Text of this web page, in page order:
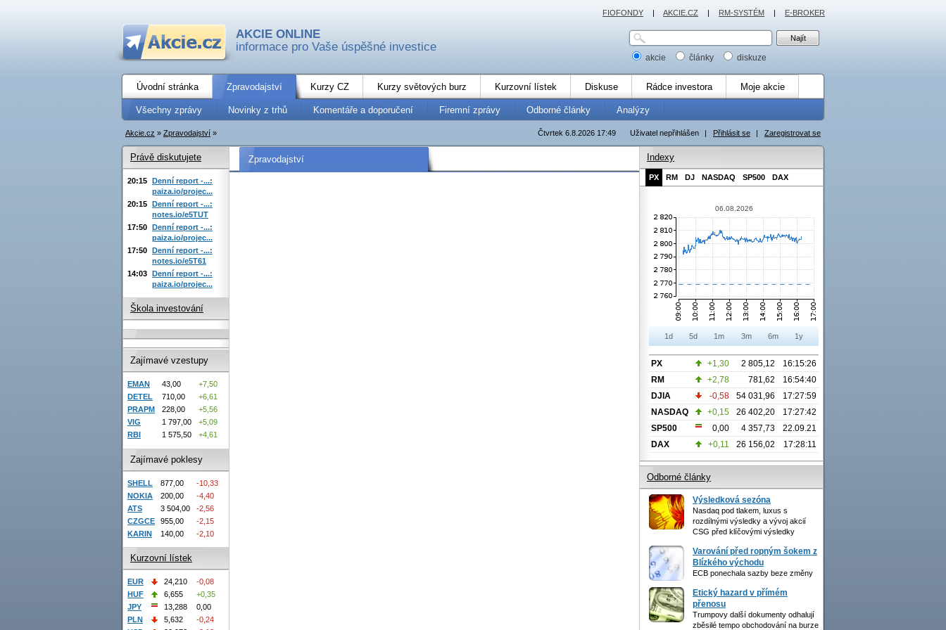
AKCIE ONLINE
informace pro Vaše úspěšné investice
akcie články diskuze
Úvodní stránka Zpravodajství Kurzy CZ Kurzy světových burz Kurzovní lístek Diskuse Rádce investora Moje akcie
Všechny zprávy Novinky z trhů Komentáře a doporučení Firemní zprávy Odborné články Analýzy
Uživatel nepřihlášen | Přihlásit se | Zaregistrovat se
Čtvrtek 6.8.2026 17:49
Akcie.cz » Zpravodajství »
Zpravodajství
Právě diskutujete
20:15 Denní report -...:
paiza.io/projec...
20:15 Denní report -...:
notes.io/e5TUT
17:50 Denní report -...:
paiza.io/projec...
17:50 Denní report -...:
notes.io/e5T61
14:03 Denní report -...:
paiza.io/projec...
Škola investování
Zajímavé vzestupy
EMAN 43,00
+7,50
DETEL
710,00
+6,61
PRAPM
228,00
+5,56
VIG
1 797,00
+5,09
RBI
1 575,50 +4,61
Zajímavé poklesy
SHELL 877,00
-10,33
NOKIA
200,00
-4,40
ATS
3 504,00
-2,56
CZGCE
955,00
-2,15
KARIN
140,00 -2,10
Kurzovní lístek
EUR 24,210
-0,08
HUF
6,655
+0,35
JPY
13,288
0,00
PLN
5,632
-0,24
Indexy
PX RM DJ NASDAQ SP500 DAX
06.08.2026
1d 5d 1m 3m 6m 1y
PX +1,30 2 805,12
16:15:26
RM
+2,78 781,62
16:54:40
DJIA
-0,58 54 031,96
17:27:59
NASDAQ
+0,15 26 402,20
17:27:42
SP500
0,00 4 357,73
22.09.21
DAX
+0,11 26 156,02 17:28:11
Odborné články
Výsledková sezóna
Nasdaq pod tlakem, luxus s
rozdílnými výsledky a vývoj akcií
CSG před klíčovými výsledky
Varování před ropným šokem z
Blízkého východu
ECB ponechala sazby beze změny
Etický hazard v přímém
přenosu
Trumpovy další dokumenty odhalují
zběsilé tempo obchodování na burze
FIOFONDY | AKCIE.CZ | RM-SYSTÉM | E-BROKER